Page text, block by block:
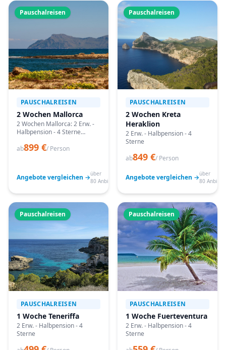
Pauschalreisen
PAUSCHALREISEN
2 Wochen Mallorca
2 Wochen Mallorca: 2 Erw. -
Halbpension - 4 Sterne
passende Termine prüfen
ab899 €/ Person
Angebote vergleichen →über
80 Anbieter
Pauschalreisen
PAUSCHALREISEN
2 Wochen Kreta
Heraklion
2 Erw. - Halbpension - 4
Sterne
ab849 €/ Person
Angebote vergleichen →über
80
Pauschalreisen
PAUSCHALREISEN
1 Woche Teneriffa
2 Erw. - Halbpension - 4
Sterne
Pauschalreisen
PAUSCHALREISEN
1 Woche Fuerteventura
2 Erw. - Halbpension - 4
Sterne